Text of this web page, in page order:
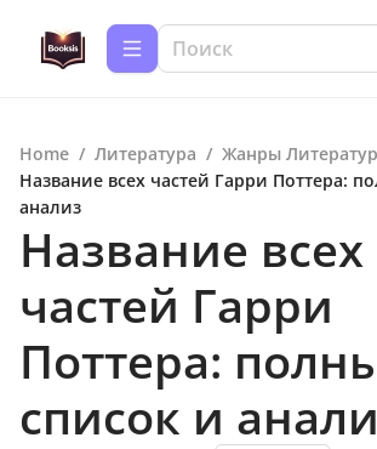
Home / Литература / Жанры
Название всех частей Гарри Поттера:
анализ
Название всех
частей Гарри
Поттера:
список и